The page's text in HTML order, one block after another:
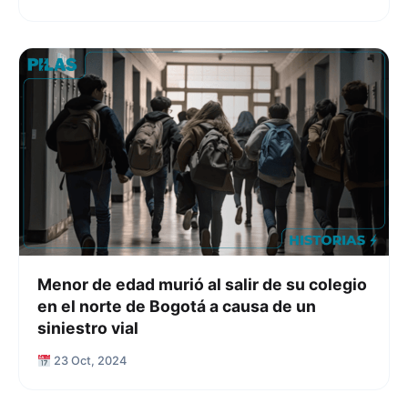
Menor de edad murió al salir de su colegio
en el norte de Bogotá a causa de un
siniestro vial
23 Oct, 2024